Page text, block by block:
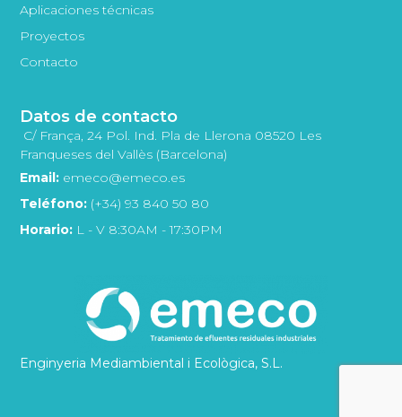
Enginyeria Mediambiental i Ecològica, S.L.
Aplicaciones técnicas
Proyectos
Contacto
Datos de contacto
C/ França, 24 Pol. Ind. Pla de Llerona 08520 Les
Franqueses del Vallès (Barcelona)
Email: emeco@emeco.es
Teléfono: (+34) 93 840 50 80
Horario: L - V 8:30AM - 17:30PM